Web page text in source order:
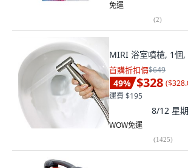
免運
(2)
MIRI 浴室噴槍, 1個,
首購折扣價$649
49% $328 (
運費 $195
8/12 星
WOW免運
(1425)